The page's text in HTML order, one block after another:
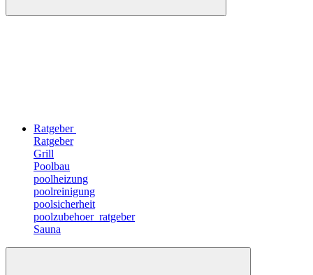
Ratgeber
Ratgeber
Grill
Poolbau
poolheizung
poolreinigung
poolsicherheit
poolzubehoer_ratgeber
Sauna